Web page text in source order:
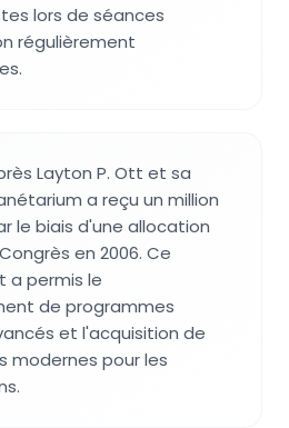
lors de séances
régulièrement
Layton P. Ott et sa
a reçu un million
le biais d'une allocation
en 2006. Ce
a permis le
de programmes
et l'acquisition de
modernes pour les